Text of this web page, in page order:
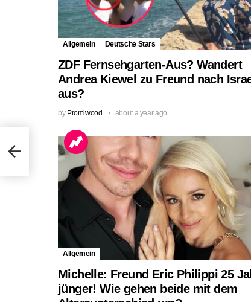
Allgemein Deutsche Stars
ZDF Fernsehgarten-Aus? Wandert
Andrea Kiewel zu Freund nach
aus?
by Promiwood about a year ago
Allgemein
Michelle: Freund Eric Philippi 25
jünger! Wie gehen beide mit dem